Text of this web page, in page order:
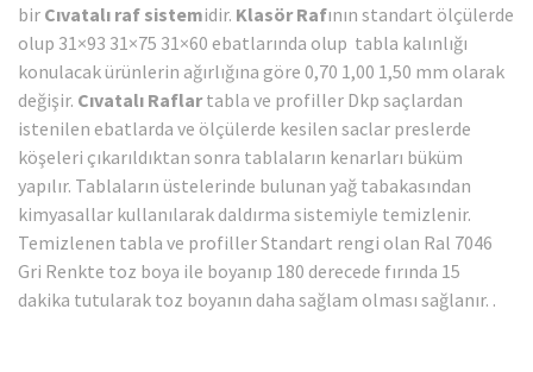
bir Cıvatalı raf sistemidir. Klasör Rafının standart ölçülerde
olup 31×93 31×75 31×60 ebatlarında olup tabla kalınlığı
konulacak ürünlerin ağırlığına göre 0,70 1,00 1,50 mm olarak
değişir. Cıvatalı Raflartabla ve profiller Dkp saçlardan
istenilen ebatlarda ve ölçülerde kesilen saclar preslerde
köşeleri çıkarıldıktan sonra tablaların kenarları büküm
yapılır. Tablaların üstelerinde bulunan yağ tabakasından
kimyasallar kullanılarak daldırma sistemiyle temizlenir.
Temizlenen tabla ve profiller Standart rengi olan Ral 7046
Gri Renkte toz boya ile boyanıp 180 derecede fırında 15
dakika tutularak toz boyanın daha sağlam olması sağlanır. .